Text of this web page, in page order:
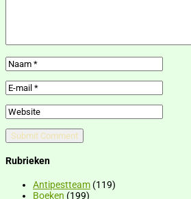
Rubrieken
Antipestteam (119)
Boeken (199)